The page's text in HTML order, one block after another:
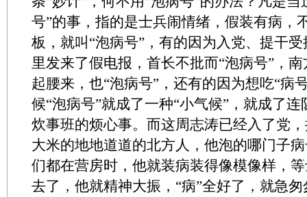
号”的事，指的是士兵闹情绪，假装有病，
板，就叫“泡病号”，有的因为入党、提干
里发来了假电报，首长不批而“泡病号”，
起腰来，也“泡病号”，还有的因为想吃“病
候“泡病号”就成了一种“小气候”，就成了
炊事班的烦心事。而这周志涛已经入了党
大米的地地道道的北方人，他泡的哪门子
们都在营房时，他就装病装得像模像样，
去了，他就精神大振，“病”全好了，就急